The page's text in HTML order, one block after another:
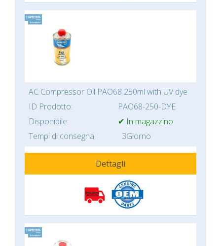
AC Compressor Oil PAO68 250ml with UV dye
ID Prodotto:
PAO68-250-DYE
Disponibile:
✔ In magazzino
Tempi di consegna:
3Giorno
Dettagli